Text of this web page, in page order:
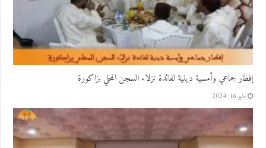
إفطار جماعي وأمسية دينية لفائدة نزلاء السجن المحلي بزاكورة
مايو 16, 2024